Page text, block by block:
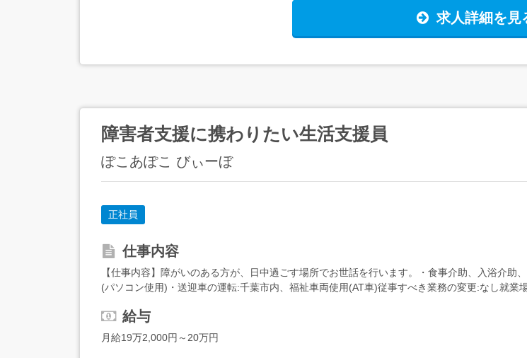
求人詳細を見
障害者支援に携わりたい生活支援員
ぽこあぽこ びぃーぼ
正社員
仕事内容
【仕事内容】障がいのある方が、日中過ごす場所でお世話を行います。・食事介助、入浴介
(パソコン使用)・送迎車の運転:千葉市内、福祉車両使用(AT車)従事すべき業務の変更:なし就
給与
月給19万2,000円～20万円